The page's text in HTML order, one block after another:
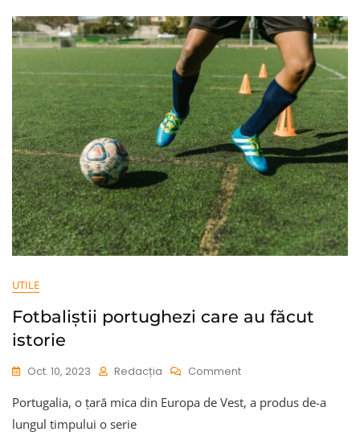
Eveniment
În
Aer
Liber:
Sfaturi
De
La
Experți
UTILE
Fotbaliștii portughezi care au făcut
istorie
Oct. 10, 2023 Redacția CommentOn
Portughezi
Portugalia, o țară mica din Europa de Vest, a produs de-a
lungul timpului o serie